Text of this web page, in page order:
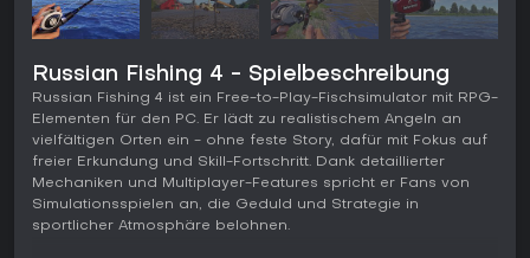
Russian Fishing 4 - Spielbeschreibung
Russian Fishing 4 ist ein Free-to-Play-Fischsimulator mit RPG-
Elementen für den PC. Er lädt zu realistischem Angeln an
vielfältigen Orten ein - ohne feste Story, dafür mit Fokus auf
freier Erkundung und Skill-Fortschritt. Dank detaillierter
Mechaniken und Multiplayer-Features spricht er Fans von
Simulationsspielen an, die Geduld und Strategie in
sportlicher Atmosphäre belohnen.